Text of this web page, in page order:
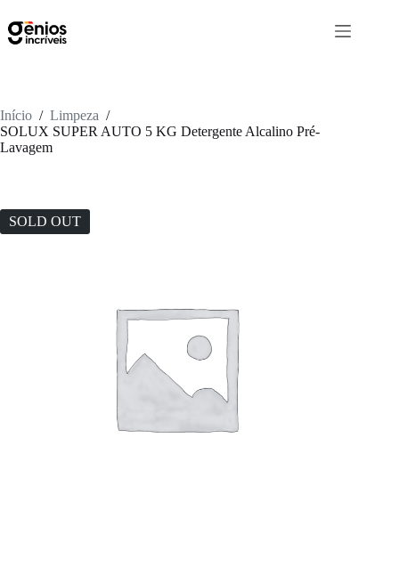
Início / Limpeza /
SOLUX SUPER AUTO 5 KG Detergente Alcalino Pré-
Lavagem
SOLD OUT